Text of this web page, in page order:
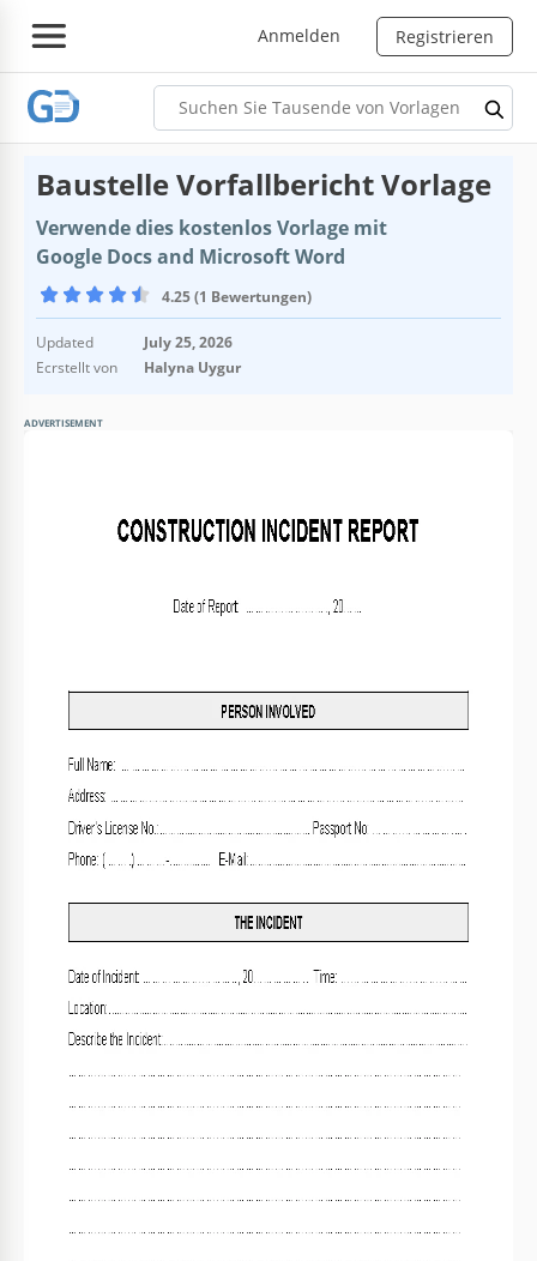
Anmelden Registrieren
Baustelle Vorfallbericht Vorlage
Verwende dies kostenlos Vorlage mit
Google Docs and Microsoft Word
4.25 (1 Bewertungen)
Updated
July 25, 2026
Ecrstellt von
Halyna Uygur
ADVERTISEMENT